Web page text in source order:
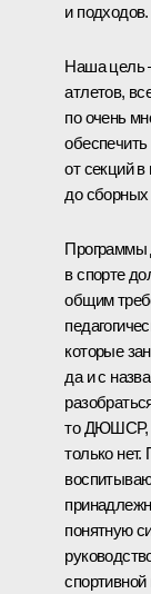
и подходов.
Наша цель
атлетов,
по очень
обеспечить
от секций
до сборных
Программы
в спорте
общим
которые
да и с
то ДЮШСР,
только
понятную
спортивной